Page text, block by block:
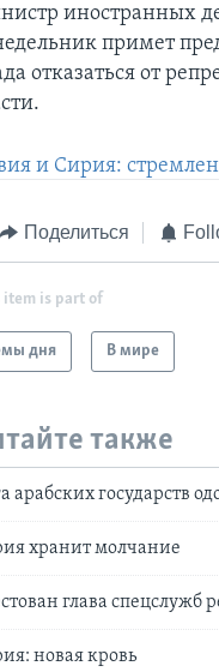
иностранных
примет
отказаться от
и Сирия:
Поделиться
item is part of
дня В мире
также
арабских государств
хранит молчание
глава спецслужб
новая кровь